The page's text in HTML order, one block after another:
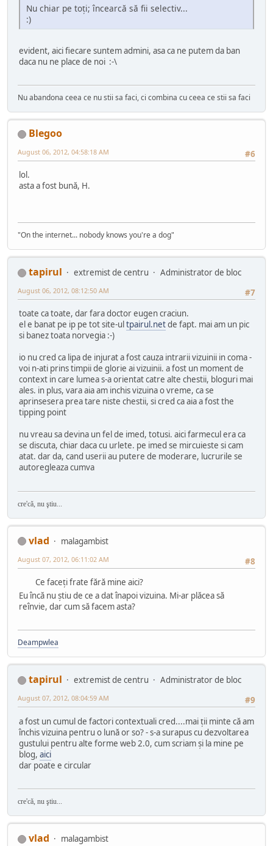
Nu chiar pe toți; încearcă să fii selectiv...
:)
evident, aici fiecare suntem admini, asa ca ne putem da ban
daca nu ne place de noi :-\
Nu abandona ceea ce nu stii sa faci, ci combina cu ceea ce stii sa faci
Blegoo
#6
August 06, 2012, 04:58:18 AM
lol.
asta a fost bună, H.
"On the internet... nobody knows you're a dog"
tapirul extremist de centru
Administrator de bloc
#7
August 06, 2012, 08:12:50 AM
toate ca toate, dar fara doctor eugen craciun.
el e banat pe ip pe tot site-ultpairul.netde fapt. mai am un pic
si banez toata norvegia :-)
io nu cred ca lipa de injurat a fost cauza intrarii vizuinii in coma -
voi n-ati prins timpii de glorie ai vizuinii. a fost un moment de
context in care lumea s-a orientat catre alte chestii, bloguri mai
ales. in plus, vara aia am inchis vizuina o vreme, ca se
aprinsesera prea tare niste chestii, si cred ca aia a fost the
tipping point
nu vreau sa devina un fel de imed, totusi. aici farmecul era ca
se discuta, chiar daca cu urlete. pe imed se mircuieste si cam
atat. dar da, cand userii au putere de moderare, lucrurile se
autoregleaza cumva
cre'că, nu ştiu...
vlad
malagambist
#8
August 07, 2012, 06:11:02 AM
Ce faceți frate fără mine aici?
Eu încă nu știu de ce a dat înapoi vizuina. Mi-ar plăcea să
reînvie, dar cum să facem asta?
Deampwlea
tapirul extremist de centru
Administrator de bloc
#9
August 07, 2012, 08:04:59 AM
a fost un cumul de factori contextuali cred....mai ții minte că am
închis vizuina pentru o lună or so? - s-a surapus cu dezvoltarea
gustului pentru alte forme web 2.0, cum scriam și la mine pe
blog, aici
dar poate e circular
cre'că, nu ştiu...
vlad
malagambist